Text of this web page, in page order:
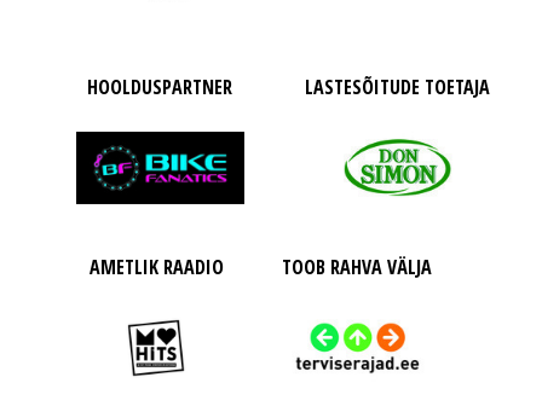
HOOLDUSPARTNER LASTESÕITUDE TOETAJA
AMETLIK RAADIO TOOB RAHVA VÄLJA